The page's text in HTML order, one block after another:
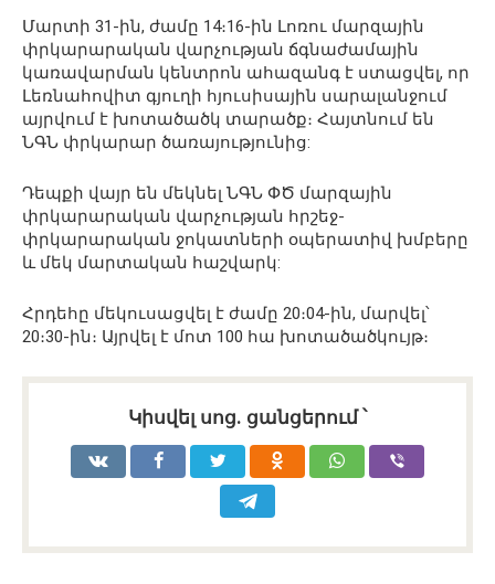
Մարտի 31-ին, ժամը 14։16-ին Լոռու մարզային
փրկարարական վարչության ճգնաժամային
կառավարման կենտրոն ահազանգ է ստացվել, որ
Լեռնահովիտ գյուղի հյուսիսային սարալանջում
այրվում է խոտածածկ տարածք։ Հայտնում են
ՆԳՆ փրկարար ծառայությունից:
Դեպքի վայր են մեկնել ՆԳՆ ՓԾ մարզային
փրկարարական վարչության հրշեջ-
փրկարարական ջոկատների օպերատիվ խմբերը
և մեկ մարտական հաշվարկ:
Հրդեհը մեկուսացվել է ժամը 20։04-ին, մարվել՝
20։30-ին։ Այրվել է մոտ 100 հա խոտածածկույթ։
Կիսվել սոց․ ցանցերում ՝